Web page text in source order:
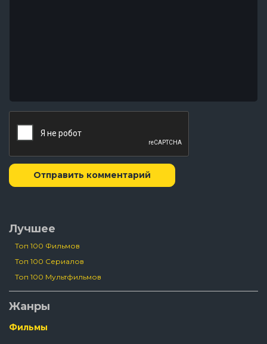
Отправить комментарий
Лучшее
Топ 100 Фильмов
Топ 100 Сериалов
Топ 100 Мультфильмов
Жанры
Фильмы